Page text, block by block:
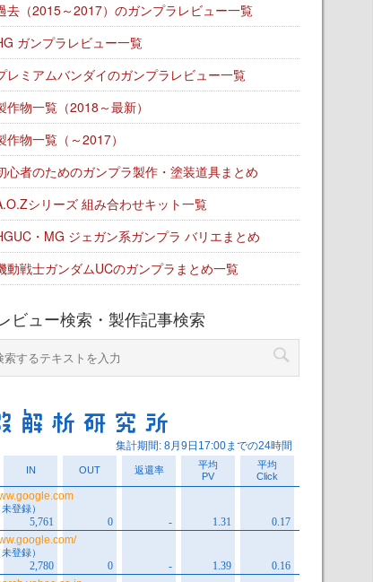
去（2015～2017）のガンプラレビュー一覧
ガンプラレビュー一覧
レミアムバンダイのガンプラレビュー一覧
作物一覧（2018～最新）
作物一覧（～2017）
心者のためのガンプラ製作・塗装道具まとめ
シリーズ 組み合わせキット一覧
・MG ジェガン系ガンプラ バリエまとめ
動戦士ガンダムUCのガンプラまとめ一覧
ビュー検索・製作記事検索